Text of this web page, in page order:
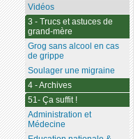
Vidéos
3 - Trucs et astuces de
grand-mère
Grog sans alcool en cas
de grippe
Soulager une migraine
4 - Archives
51- Ça suffit !
Administration et
Médecine